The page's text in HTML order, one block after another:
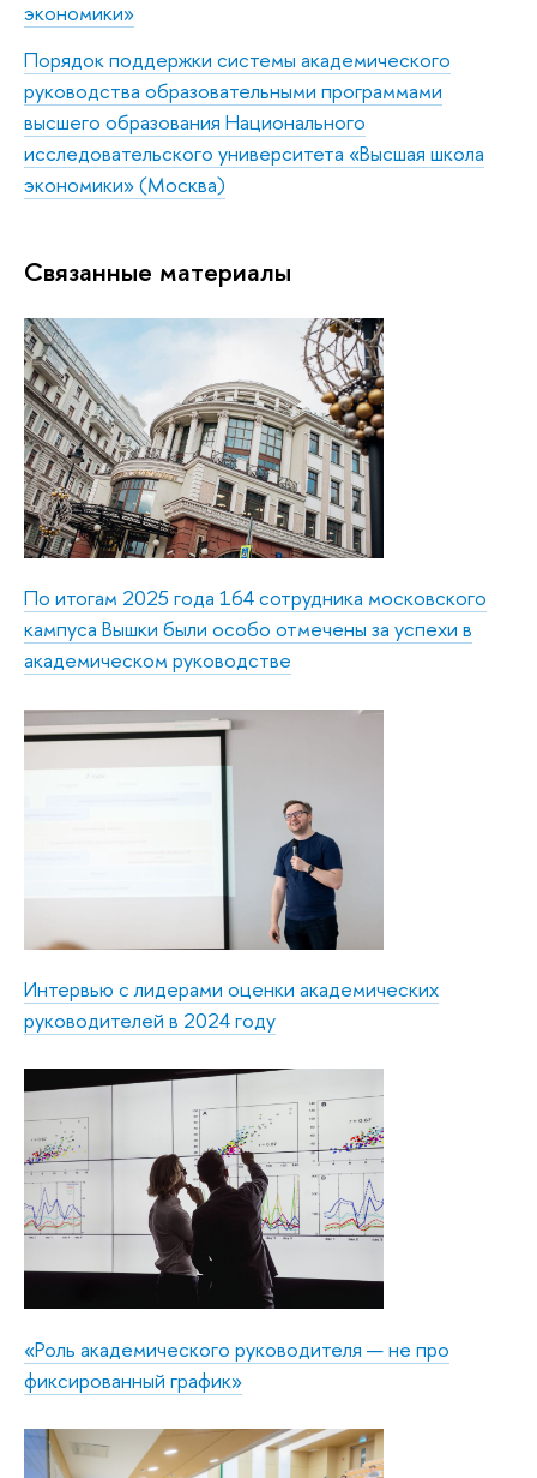
экономики»
Порядок поддержки системы академического
руководства образовательными программами
высшего образования Национального
исследовательского университета «Высшая школа
экономики» (Москва)
Связанные материалы
По итогам 2025 года 164 сотрудника московского
кампуса Вышки были особо отмечены за успехи в
академическом руководстве
Интервью с лидерами оценки академических
руководителей в 2024 году
«Роль академического руководителя — не про
фиксированный график»